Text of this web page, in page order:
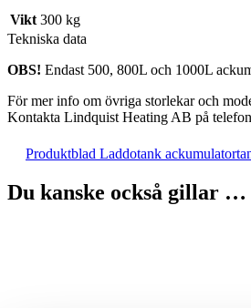
Vikt 300 kg
Tekniska data
OBS! Endast 500, 800L och 1000L
För mer info om övriga storlekar och
Kontakta Lindquist Heating AB på
Produktblad Laddotank
Du kanske också gillar …